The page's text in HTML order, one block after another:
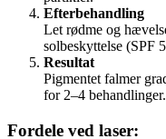
Efterbehandling
Let rødme og
solbeskyttelse (SPF
Resultat
Pigmentet falmer
for 2–4 behandlinger.
Fordele ved laser: